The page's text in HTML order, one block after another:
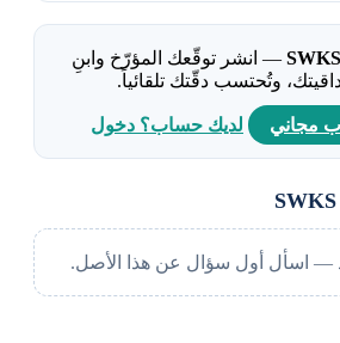
— انشر توقّعك المؤرّخ وابنِ
وتُحتسب دقّتك تلقائياً.
مجاني لديك حساب؟ دخول
— اسأل أول سؤال عن هذا الأصل.